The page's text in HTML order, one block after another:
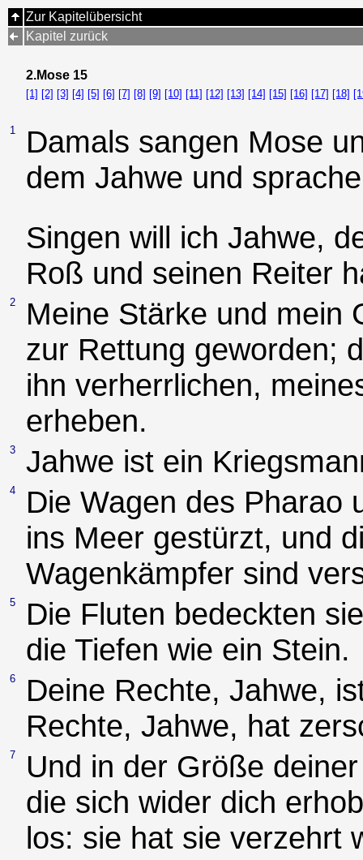
Zur Kapitelübersicht
Kapitel zurück
2.Mose 15
[1] [2] [3] [4] [5] [6] [7] [8] [9] [10] [11] [12] [13] [14] [15] [16] [17] [18]
1
Damals sangen Mose
dem Jahwe und
Singen will ich Jahwe,
Roß und seinen Reiter
2
Meine Stärke und mein
zur Rettung geworden;
ihn verherrlichen,
erheben.
3 Jahwe ist ein
4
Die Wagen des Pharao
ins Meer gestürzt, und
Wagenkämpfer sind
5
Die Fluten bedeckten
die Tiefen wie ein Stein.
6
Deine Rechte, Jahwe,
Rechte, Jahwe, hat
7
Und in der Größe
die sich wider dich
los: sie hat sie verzehrt